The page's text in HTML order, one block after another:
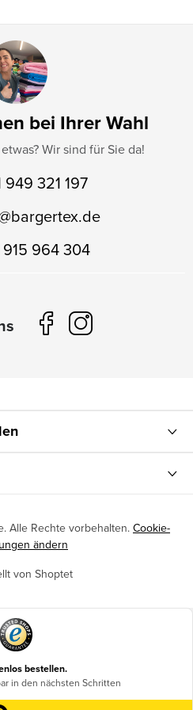
bei Ihrer Wahl
Wir sind für Sie da!
949 321 197
bargertex.de
915 964 304
von Shoptet
. Alle Rechte vorbehalten. Cookie-
ändern